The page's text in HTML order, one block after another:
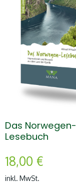
Das Norwegen-
Lesebuch
18,00 €
inkl. MwSt.